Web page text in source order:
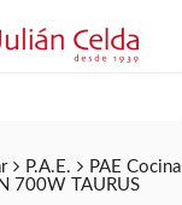
P.A.E. PAE Cocina
700W TAURUS